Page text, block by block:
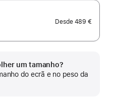
Desde 489 €
um tamanho?
do ecrã e no peso da